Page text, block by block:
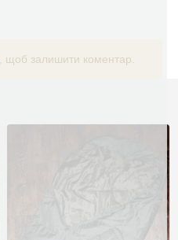
, щоб залишити коментар.